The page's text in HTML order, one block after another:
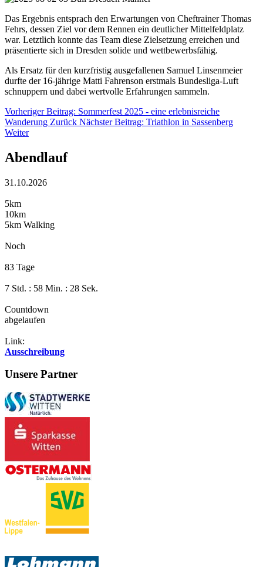
Das Ergebnis entsprach den Erwartungen von Cheftrainer Thomas
Fehrs, dessen Ziel vor dem Rennen ein deutlicher Mittelfeldplatz
war. Letztlich konnte das Team diese Zielsetzung erreichen und
präsentierte sich in Dresden solide und wettbewerbsfähig.
Als Ersatz für den kurzfristig ausgefallenen Samuel Linsenmeier
durfte der 16-jährige Matti Fahrenson erstmals Bundesliga-Luft
schnuppern und dabei wertvolle Erfahrungen sammeln.
Vorheriger Beitrag: Sommerfest 2025 - eine erlebnisreiche
Wanderung Zurück Nächster Beitrag: Triathlon in Sassenberg
Weiter
Abendlauf
31.10.2026
5km
10km
5km Walking
Noch
83 Tage
7 Std. : 58 Min. : 28 Sek.
Countdown
abgelaufen
Link:
Ausschreibung
Unsere Partner